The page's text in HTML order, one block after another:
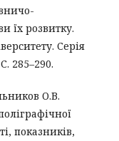
їх розвитку.
Серія
285–290.
О.В.
показників,